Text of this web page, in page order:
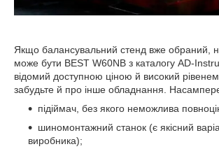
Якщо балансувальний стенд вже обраний,
може бути BEST W60NB з каталогу AD-
відомий доступною ціною й високий рівенем
забудьте й про інше обладнання.
підіймач, без якого неможлива
шиномонтажний станок (є якісний
виробника);